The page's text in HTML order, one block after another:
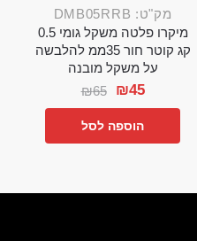
מק"ט: DMB05RRB
מיקרו פלטה משקל גומי 0.5
קג קוטר חור 35ממ להלבשה
על משקל מובנה
₪65 ₪45
הוספה לסל